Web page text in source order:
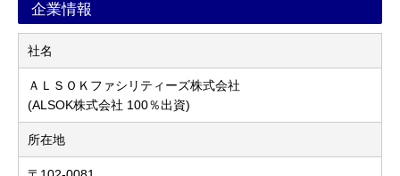
企業情報
社名
ＡＬＳＯＫファシリティーズ株式会社
(ALSOK株式会社 100％出資)
所在地